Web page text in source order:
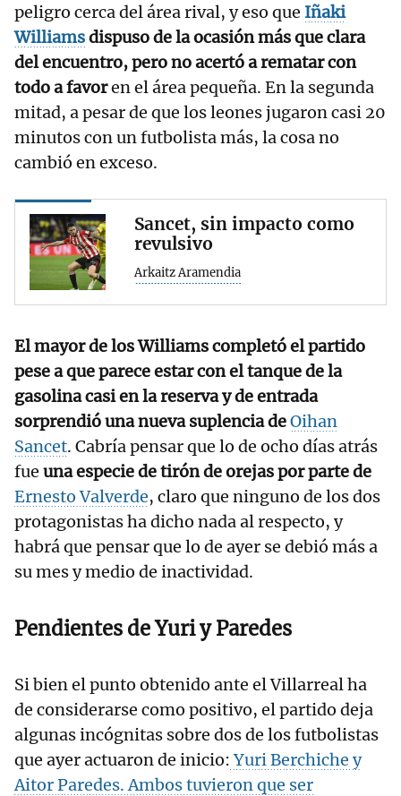
peligro cerca del área rival, y eso que Iñaki
Williamsdispuso de la ocasión más que clara
del encuentro, pero no acertó a rematar con
todo a favoren el área pequeña. En la segunda
mitad, a pesar de que los leones jugaron casi 20
minutos con un futbolista más, la cosa no
cambió en exceso.
Sancet, sin impacto como
revulsivo
Arkaitz Aramendia
El mayor de los Williams completó el partido
pese a que parece estar con el tanque de la
gasolina casi en la reserva y de entrada
sorprendió una nueva suplencia deOihan
Sancet. Cabría pensar que lo de ocho días atrás
fue una especie de tirón de orejas por parte de
Ernesto Valverde, claro que ninguno de los dos
protagonistas ha dicho nada al respecto, y
habrá que pensar que lo de ayer se debió más a
su mes y medio de inactividad.
Pendientes de Yuri y Paredes
Si bien el punto obtenido ante el Villarreal ha
de considerarse como positivo, el partido deja
algunas incógnitas sobre dos de los futbolistas
que ayer actuaron de inicio:Yuri Berchiche y
Aitor Paredes. Ambos tuvieron que ser